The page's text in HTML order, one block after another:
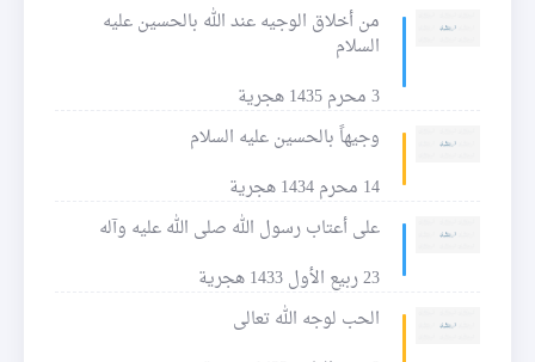
من أخلاق الوجيه عند الله بالحسين عليه
السلام
3 محرم 1435 هجرية
وجيهاً بالحسين عليه السلام
14 محرم 1434 هجرية
على أعتاب رسول الله صلى الله عليه وآله
23 ربيع الأول 1433 هجرية
الحب لوجه الله تعالى